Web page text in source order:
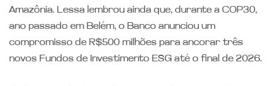
Amazônia. Lessa lembrou ainda que, durante a COP30,
ano passado em Belém, o Banco anunciou um
compromisso de R$500 milhões para ancorar três
novos Fundos de Investimento ESG até o final de 2026.